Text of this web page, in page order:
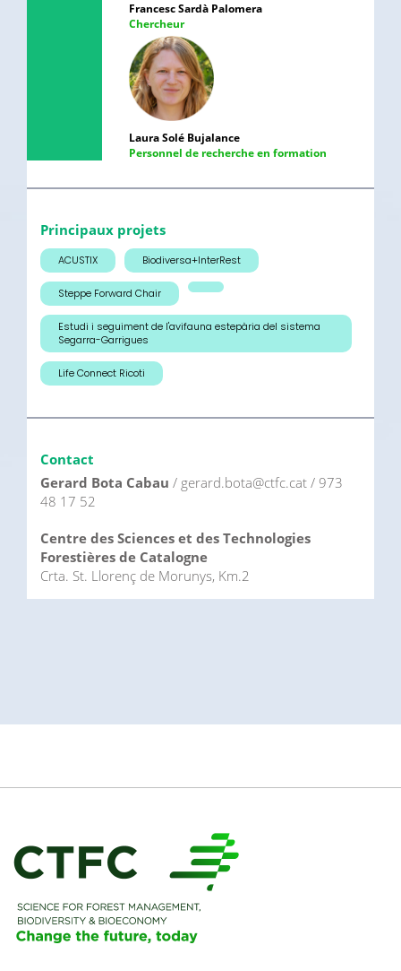
Francesc Sardà Palomera
Chercheur
Laura Solé Bujalance
Personnel de recherche en formation
Principaux projets
ACUSTIX Biodiversa+InterRest
Steppe Forward Chair
Estudi i seguiment de l'avifauna estepària del sistema
Segarra-Garrigues
Life Connect Ricoti
Contact
Gerard Bota Cabau / gerard.bota@ctfc.cat / 973
48 17 52
Centre des Sciences et des Technologies
Forestières de Catalogne
Crta. St. Llorenç de Morunys, Km.2